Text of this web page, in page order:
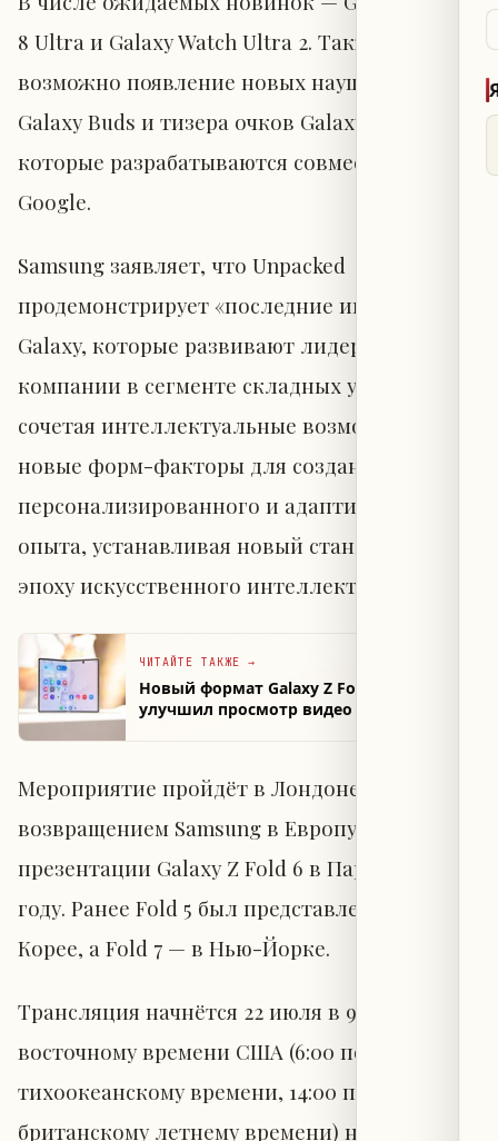
8 Ultra и Galaxy Watch Ultra 2. Также
возможно появление новых наушников
Galaxy Buds и тизера очков Galaxy Glasses,
которые разрабатываются совместно с
Google.
Samsung заявляет, что Unpacked
продемонстрирует «последние инновации
Galaxy, которые развивают лидерство
компании в сегменте складных устройств,
сочетая интеллектуальные возможности и
новые форм-факторы для создания более
персонализированного и адаптивного
опыта, устанавливая новый стандарт в
эпоху искусственного интеллекта».
ЧИТАЙТЕ ТАКЖЕ →
Новый формат Galaxy Z Fold 8 не
улучшил просмотр видео и вызывает
Мероприятие пройдёт в Лондоне, что станет
возвращением Samsung в Европу после
презентации Galaxy Z Fold 6 в Париже в 2024
году. Ранее Fold 5 был представлен в Южной
Корее, а Fold 7 — в Нью-Йорке.
Трансляция начнётся 22 июля в 9:00 по
восточному времени США (6:00 по
тихоокеанскому времени, 14:00 по
британскому летнему времени) на YouTube и